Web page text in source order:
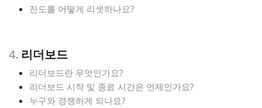
繁體中文
진도를 어떻게 리셋하나요?
4. 리더보드
리더보드란 무엇인가요?
리더보드 시작 및 종료 시간은 언제인가요?
누구와 경쟁하게 되나요?